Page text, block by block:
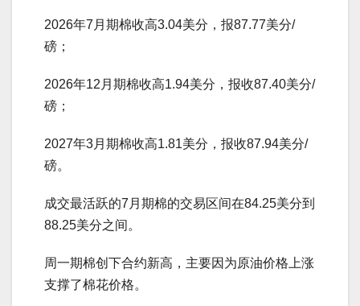
2026年7月期棉收高3.04美分，报87.77美分/
磅；
2026年12月期棉收高1.94美分，报收87.40美分/
磅；
2027年3月期棉收高1.81美分，报收87.94美分/
磅。
成交最活跃的7月期棉的交易区间在84.25美分到
88.25美分之间。
周一期棉创下合约新高，主要因为原油价格上涨
支撑了棉花价格。